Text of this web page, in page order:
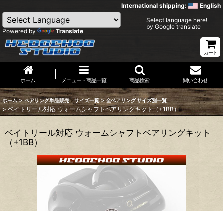
International shipping: English
Powered by Translate
Select language here!
by Google translate
カート
ホーム メニュー・商品一覧 商品検索 問い合わせ
ホーム > ベアリング単品販売 サイズ一覧 > 全ベアリング サイズ別一覧
> ベイトリール対応 ウォームシャフトベアリングキット（+1BB）
ベイトリール対応 ウォームシャフトベアリングキット
（+1BB）